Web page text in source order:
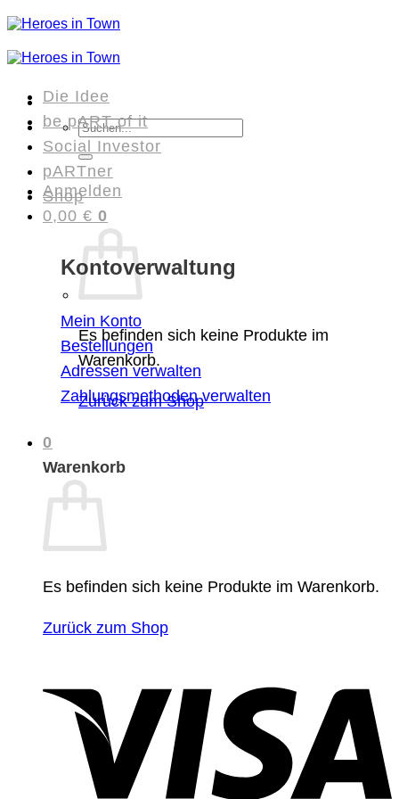
Zum
Inhalt
Suchen
nach:
Anmelden
0,00 € 0
Es befinden sich keine Produkte im
Warenkorb.
Zurück zum Shop
0
Warenkorb
Es befinden sich keine Produkte im Warenkorb.
Zurück zum Shop
Die Idee
be pART of it
Social Investor
pARTner
Shop
Kontoverwaltung
Mein Konto
Bestellungen
Adressen verwalten
Zahlungsmethoden verwalten